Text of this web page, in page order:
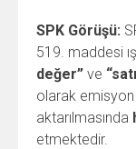
SPK Görüşü:
519. maddesi
değer” ve
olarak
aktarılmasında
etmektedir.